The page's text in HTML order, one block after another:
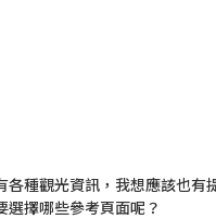
各種觀光資訊，我想應該也
選擇哪些參考頁面呢？